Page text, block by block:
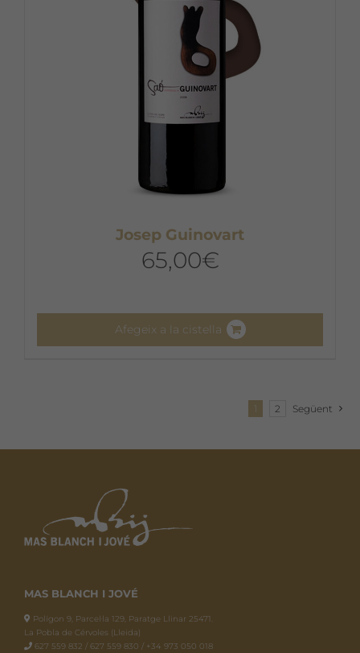
Josep Guinovart
65,00€
Afegeix a la cistella
1 2 Següent
MAS BLANCH I JOVÉ
Polígon 9, Parcel·la 129, Paratge Llinar 25471.
La Pobla de Cérvoles (Lleida)
627 559 832 / 627 559 830 / +34 973 050 018